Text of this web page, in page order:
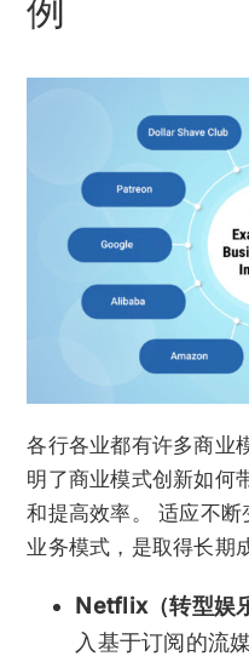
例
各行各业都有许多商业
明了商业模式创新如何
和提高效率。 适应不
业务模式，是取得长期
Netflix（转型娱
入基于订阅的流